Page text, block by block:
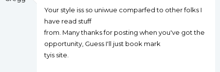
Your style iss so uniwue comparfed to other folks I
have read stuff
from. Many thanks for posting when you've got the
opportunity, Guess I'll just book mark
tyis site.